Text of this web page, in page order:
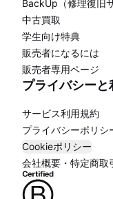
BackUp（修理復旧
中古買取
学生向け特典
販売者になるには
販売者専用ページ
プライバシーと
サービス利用規約
プライバシーポリシ
Cookieポリシー
会社概要・特定商取